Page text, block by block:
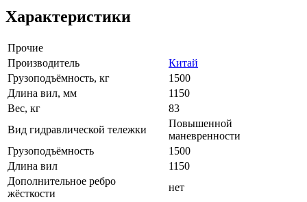
Характеристики
Прочие
Производитель
Китай
Грузоподъёмность, кг
1500
Длина вил, мм
1150
Вес, кг
83
Вид гидравлической тележки
Повышенной
маневренности
Грузоподъёмность
1500
Длина вил
1150
Дополнительное ребро
жёсткости
нет